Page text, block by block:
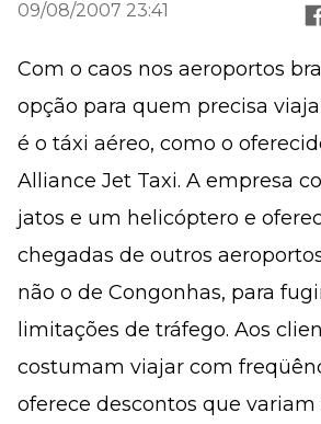
09/08/2007 23:41
Com o caos nos aeroportos
opção para quem precisa
é o táxi aéreo, como o
Alliance Jet Taxi. A empresa
jatos e um helicóptero e
chegadas de outros
não o de Congonhas, para
limitações de tráfego. Aos
costumam viajar com
oferece descontos que